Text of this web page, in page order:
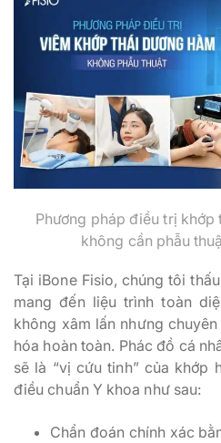
Phương pháp điều trị khớp
không cần phẫu
Tại iBone Fisio, chúng tôi
mang đến liệu trình toàn
không xâm lấn nhưng
hóa hoàn toàn. Phác đồ cá
sẽ là “vị cứu tinh” của khớp
điều chuẩn Y khoa như sau:
Chẩn đoán chính xác